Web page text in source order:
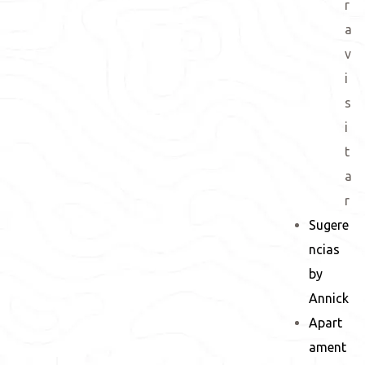
r
a
v
i
s
i
t
a
r
Sugere
ncias
by
Annick
Apart
ament